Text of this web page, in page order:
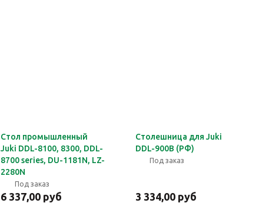
Стол промышленный
Juki DDL-8100, 8300, DDL-
8700 series, DU-1181N, LZ-
2280N
Под заказ
6 337,00 руб
Столешница для Juki
DDL-900B (РФ)
Под заказ
3 334,00 руб